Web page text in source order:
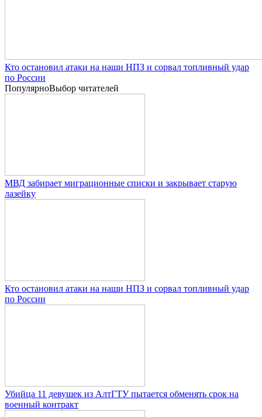
Кто остановил атаки на наши НПЗ и сорвал топливный удар
по России
ПопулярноВыбор читателей
МВД забирает миграционные списки и закрывает старую
лазейку
Кто остановил атаки на наши НПЗ и сорвал топливный удар
по России
Убийца 11 девушек из АлтГТУ пытается обменять срок на
военный контракт